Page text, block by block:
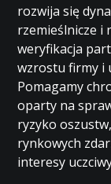
rozwija się
rzemieślnicze i
weryfikacja
wzrostu firmy i
Pomagamy
oparty na
ryzyko
rynkowych
interesy